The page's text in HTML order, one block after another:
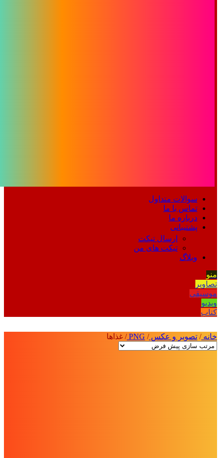
سوالات متداول
تماس با ما
درباره ما
پشتیبانی
ارسال تیکت
تیکت های من
وبلاگ
منو
تصاویر
موسیقی
ویدیو
کتاب
خانه/ تصویر و عکس/
PNG
/ غذاها